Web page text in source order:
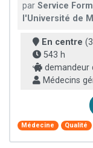
par Service
l'Université de
En centre
543 h
demandeur
Médecins
Médecine Qualité